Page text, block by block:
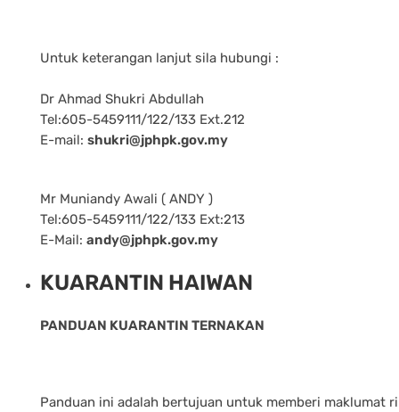
Untuk keterangan lanjut sila hubungi :
Dr Ahmad Shukri Abdullah
Tel:605-5459111/122/133 Ext.212
E-mail: shukri@jphpk.gov.my
Mr Muniandy Awali ( ANDY )
Tel:605-5459111/122/133 Ext:213
E-Mail: andy@jphpk.gov.my
KUARANTIN HAIWAN
PANDUAN KUARANTIN TERNAKAN
Panduan ini adalah bertujuan untuk memberi maklumat